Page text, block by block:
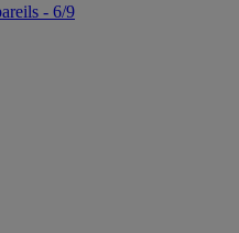
- 6/9